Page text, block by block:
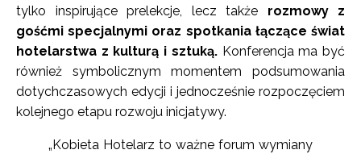
tylko inspirujące prelekcje, lecz także rozmowy z
gośćmi specjalnymi oraz spotkania łączące świat
hotelarstwa z kulturą i sztuką. Konferencja ma być
również symbolicznym momentem podsumowania
dotychczasowych edycji i jednocześnie rozpoczęciem
kolejnego etapu rozwoju inicjatywy.
„Kobieta Hotelarz to ważne forum wymiany